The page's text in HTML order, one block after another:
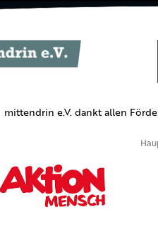
mittendrin e.V. dankt allen